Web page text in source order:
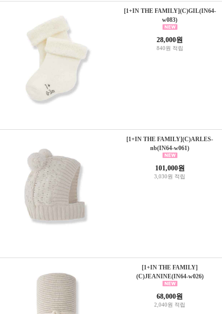
[1+IN THE FAMILY](C)GIL(IN64-
w083)
28,000원
840원 적립
[1+IN THE FAMILY](C)ARLES-
nb(IN64-w061)
101,000원
3,030원 적립
[1+IN THE FAMILY]
(C)JEANINE(IN64-w026)
68,000원
2,040원 적립